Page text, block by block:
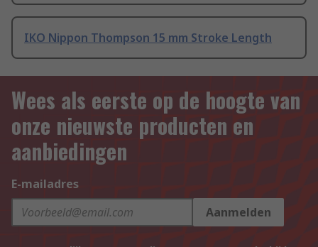
IKO Nippon Thompson 15 mm Stroke Length
Wees als eerste op de hoogte van
onze nieuwste producten en
aanbiedingen
E-mailadres
Aanmelden